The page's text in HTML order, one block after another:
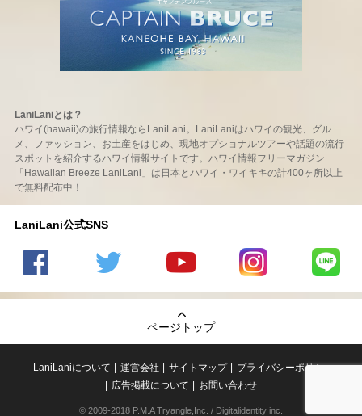
LaniLaniとは？
ハワイ(hawaii)の旅行情報ならLaniLani。LaniLaniはハワイの観光、グル
メ、ファッション、お土産をはじめ、現地オプショナルツアーや話題の流行
スポットを紹介するハワイ情報サイトです。ハワイ情報フリーマガジン
「Hawaiian Breeze LaniLani」は日本とハワイ・ワイキキの計400ヶ所以上
で無料配布中！
LaniLani公式SNS
の
のtwitter
の
Youtube
チャンネ
LaniLani
LaniLani
ページトップ
LaniLaniについて 運営会社 サイトマップ
プライバシーポリシー
広告掲載について
お問い合わせ
© 2009-2018 P.M.A Tryangle,Inc. / Digitalidentity inc.